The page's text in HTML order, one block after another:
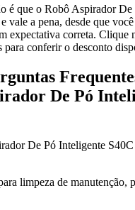
é que o Robô Aspirador
vale a pena, desde que
expectativa correta. Clique
para conferir o desconto
De Pó
De Pó Inteligente
limpeza de manutenção,